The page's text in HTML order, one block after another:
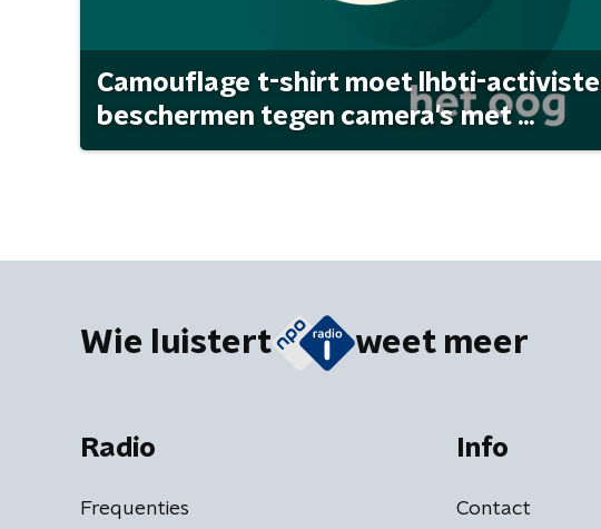
Camouflage t-shirt moet lhbti-
beschermen tegen camera's met ...
Wie luistert weet meer
Radio
Frequenties
Info
Contact